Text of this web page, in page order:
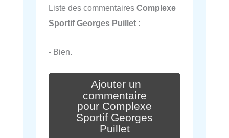
Liste des commentaires Complexe
Sportif Georges Puillet :
- Bien.
Ajouter un
commentaire
pour Complexe
Sportif Georges
Puillet